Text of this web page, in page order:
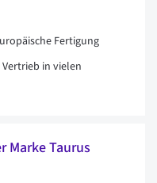
Fertigung
in vielen
Marke Taurus